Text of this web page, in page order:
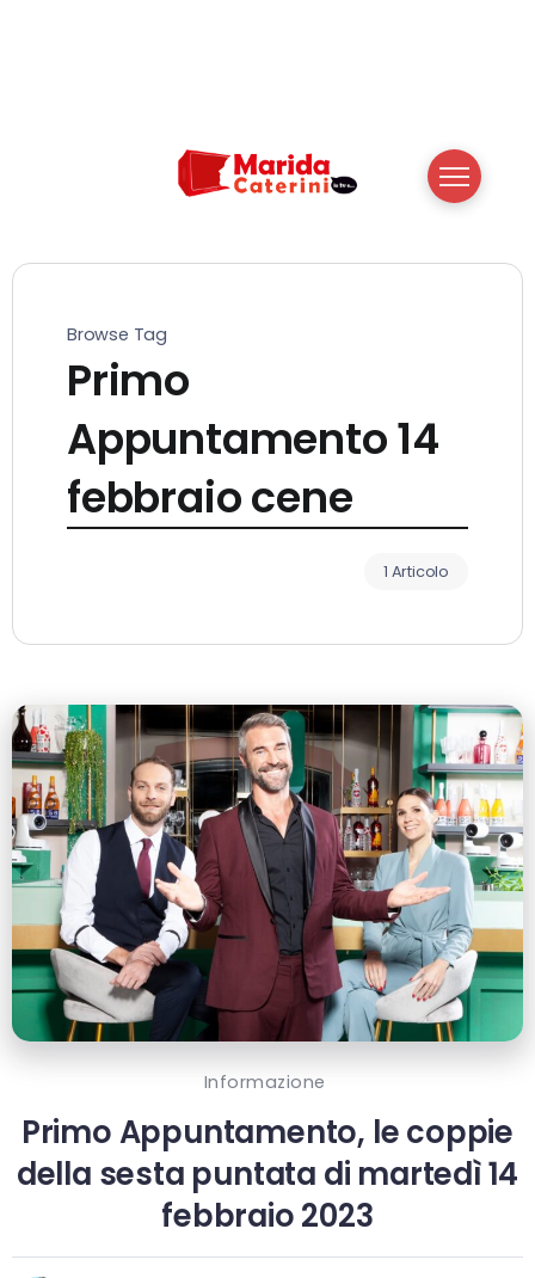
Browse Tag
Primo
Appuntamento 14
febbraio cene
1 Articolo
Informazione
Primo Appuntamento, le coppie
della sesta puntata di martedì 14
febbraio 2023